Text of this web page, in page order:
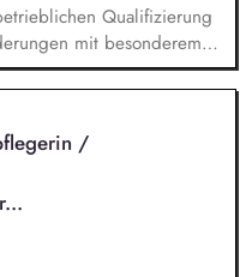
Qualifizierung
mit besonderem
SGB IX) im Rahmen der
55 SGB IX, Vermittlung
berufsübergreifenden
der Persönlichkeit,
von Ausbildungs- bzw.
Kontakt zu den
/